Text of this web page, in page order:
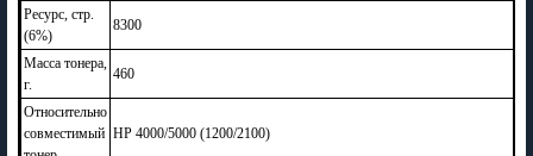
Ресурс, стр.
(6%)
8300
Масса тонера,
г.
460
Относительно
совместимый HP 4000/5000 (1200/2100)